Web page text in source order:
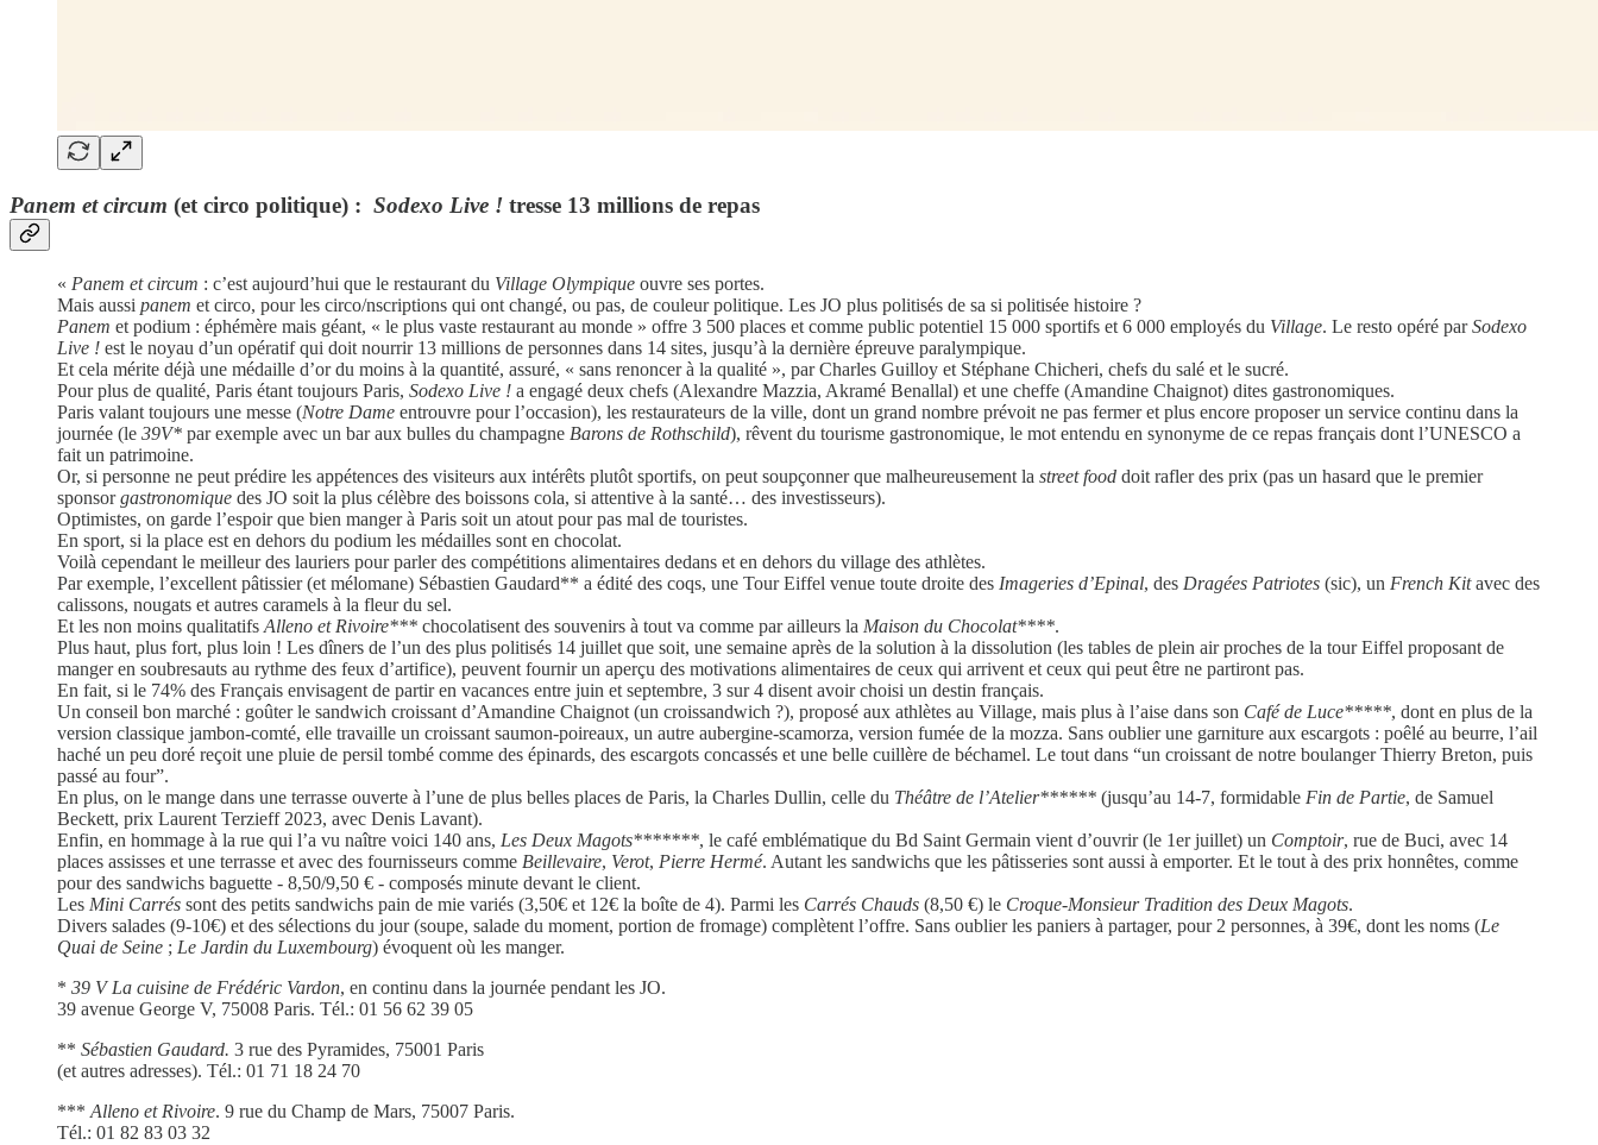
Panem et circum (et circo politique) : Sodexo Live ! tresse 13 millions de repas
« Panem et circum : c’est aujourd’hui que le restaurant du Village Olympique ouvre ses portes.
Mais aussi panem et circo, pour les circo/nscriptions qui ont changé, ou pas, de couleur politique. Les JO plus politisés de sa si politisée histoire ?
Panem et podium : éphémère mais géant, « le plus vaste restaurant au monde » offre 3 500 places et comme public potentiel 15 000 sportifs et 6 000 employés du Village. Le resto opéré parSodexo
Live ! est le noyau d’un opératif qui doit nourrir 13 millions de personnes dans 14 sites, jusqu’à la dernière épreuve paralympique.
Et cela mérite déjà une médaille d’or du moins à la quantité, assuré, « sans renoncer à la qualité », par Charles Guilloy et Stéphane Chicheri, chefs du salé et le sucré.
Pour plus de qualité, Paris étant toujours Paris, Sodexo Live ! a engagé deux chefs (Alexandre Mazzia, Akramé Benallal) et une cheffe (Amandine Chaignot) dites gastronomiques.
Paris valant toujours une messe (Notre Dame entrouvre pour l’occasion), les restaurateurs de la ville, dont un grand nombre prévoit ne pas fermer et plus encore proposer un service continu dans la
journée (le 39V* par exemple avec un bar aux bulles du champagne Barons de Rothschild), rêvent du tourisme gastronomique, le mot entendu en synonyme de ce repas français dont l’UNESCO a
fait un patrimoine.
Or, si personne ne peut prédire les appétences des visiteurs aux intérêts plutôt sportifs, on peut soupçonner que malheureusement la street food doit rafler des prix (pas un hasard que le premier
sponsorgastronomique des JO soit la plus célèbre des boissons cola, si attentive à la santé… des investisseurs).
Optimistes, on garde l’espoir que bien manger à Paris soit un atout pour pas mal de touristes.
En sport, si la place est en dehors du podium les médailles sont en chocolat.
Voilà cependant le meilleur des lauriers pour parler des compétitions alimentaires dedans et en dehors du village des athlètes.
Par exemple, l’excellent pâtissier (et mélomane) Sébastien Gaudard** a édité des coqs, une Tour Eiffel venue toute droite des Imageries d’Epinal, des Dragées Patriotes (sic), un French Kitavec des
calissons, nougats et autres caramels à la fleur du sel.
Et les non moins qualitatifs Alleno et Rivoire*** chocolatisent des souvenirs à tout va comme par ailleurs la Maison du Chocolat****.
Plus haut, plus fort, plus loin ! Les dîners de l’un des plus politisés 14 juillet que soit, une semaine après de la solution à la dissolution (les tables de plein air proches de la tour Eiffel proposant de
manger en soubresauts au rythme des feux d’artifice), peuvent fournir un aperçu des motivations alimentaires de ceux qui arrivent et ceux qui peut être ne partiront pas.
En fait, si le 74% des Français envisagent de partir en vacances entre juin et septembre, 3 sur 4 disent avoir choisi un destin français.
Un conseil bon marché : goûter le sandwich croissant d’Amandine Chaignot (un croissandwich ?), proposé aux athlètes au Village, mais plus à l’aise dans son Café de Luce*****, dont en plus de la
version classique jambon-comté, elle travaille un croissant saumon-poireaux, un autre aubergine-scamorza, version fumée de la mozza. Sans oublier une garniture aux escargots : poêlé au beurre, l’ail
haché un peu doré reçoit une pluie de persil tombé comme des épinards, des escargots concassés et une belle cuillère de béchamel. Le tout dans “un croissant de notre boulanger Thierry Breton, puis
passé au four”.
En plus, on le mange dans une terrasse ouverte à l’une de plus belles places de Paris, la Charles Dullin, celle du Théâtre de l’Atelier****** (jusqu’au 14-7, formidable Fin de Partie, de Samuel
Beckett, prix Laurent Terzieff 2023, avec Denis Lavant).
Enfin, en hommage à la rue qui l’a vu naître voici 140 ans, Les Deux Magots*******, le café emblématique du Bd Saint Germain vient d’ouvrir (le 1er juillet) un Comptoir, rue de Buci, avec 14
places assisses et une terrasse et avec des fournisseurs comme Beillevaire, Verot, Pierre Hermé. Autant les sandwichs que les pâtisseries sont aussi à emporter. Et le tout à des prix honnêtes, comme
pour des sandwichs baguette - 8,50/9,50 € - composés minute devant le client.
Les Mini Carrés sont des petits sandwichs pain de mie variés (3,50€ et 12€ la boîte de 4). Parmi les Carrés Chauds (8,50 €) le Croque-Monsieur Tradition des Deux Magots.
Divers salades (9-10€) et des sélections du jour (soupe, salade du moment, portion de fromage) complètent l’offre. Sans oublier les paniers à partager, pour 2 personnes, à 39€, dont les noms (Le
Quai de Seine ; Le Jardin du Luxembourg) évoquent où les manger.
* 39 V La cuisine de Frédéric Vardon, en continu dans la journée pendant les JO.
39 avenue George V, 75008 Paris. Tél.: 01 56 62 39 05
** Sébastien Gaudard. 3 rue des Pyramides, 75001 Paris
(et autres adresses). Tél.: 01 71 18 24 70
*** Alleno et Rivoire. 9 rue du Champ de Mars, 75007 Paris.
Tél.: 01 82 83 03 32